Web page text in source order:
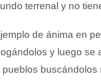
terrenal y no
de ánima en
y luego se
buscándolos